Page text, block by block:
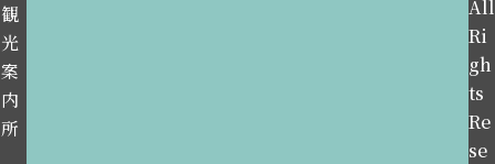
観
光
案
内
所
All
Ri
gh
ts
Re
se